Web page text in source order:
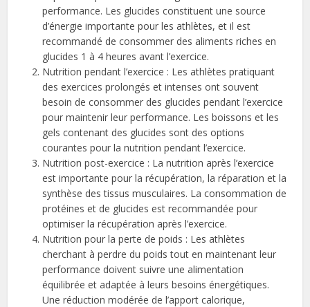
performance. Les glucides constituent une source
d’énergie importante pour les athlètes, et il est
recommandé de consommer des aliments riches en
glucides 1 à 4 heures avant l’exercice.
Nutrition pendant l’exercice : Les athlètes pratiquant
des exercices prolongés et intenses ont souvent
besoin de consommer des glucides pendant l’exercice
pour maintenir leur performance. Les boissons et les
gels contenant des glucides sont des options
courantes pour la nutrition pendant l’exercice.
Nutrition post-exercice : La nutrition après l’exercice
est importante pour la récupération, la réparation et la
synthèse des tissus musculaires. La consommation de
protéines et de glucides est recommandée pour
optimiser la récupération après l’exercice.
Nutrition pour la perte de poids : Les athlètes
cherchant à perdre du poids tout en maintenant leur
performance doivent suivre une alimentation
équilibrée et adaptée à leurs besoins énergétiques.
Une réduction modérée de l’apport calorique,